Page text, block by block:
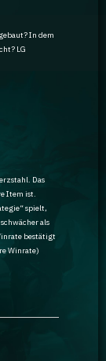
In dem
LG
Das
Item ist.
spielt,
als
bestätigt
Winrate)